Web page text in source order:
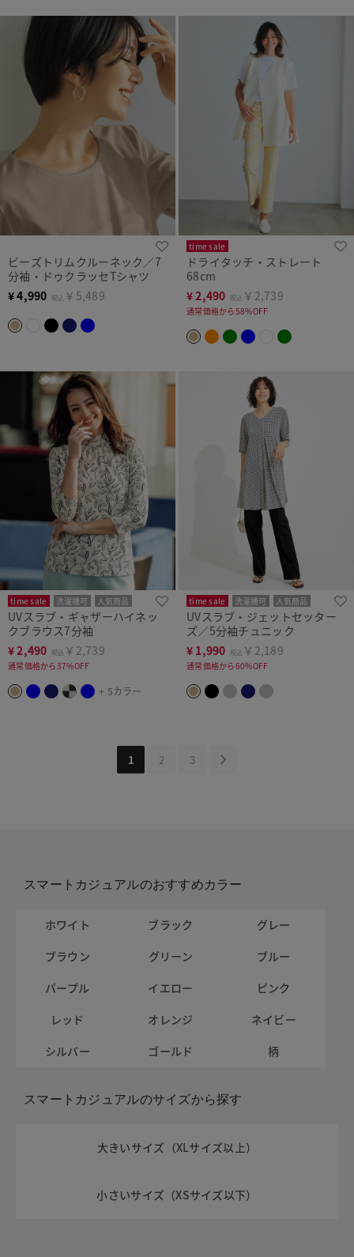
ビーズトリムクルーネック／7
分袖・ドゥクラッセTシャツ
¥4,990 税込 ￥5,489
time sale
ドライタッチ・ストレート
68cm
¥2,490 税込 ￥2,739
通常価格から58%OFF
time sale 洗濯機可 人気商品
UVスラブ・ギャザーハイネッ
クブラウス7分袖
¥2,490 税込 ￥2,739
通常価格から37%OFF
+ 5カラー
time sale 洗濯機可 人気商品
UVスラブ・ジェットセッター
ズ／5分袖チュニック
¥ 1,990 税込 ￥2,189
通常価格から60%OFF
1 2 3
スマートカジュアルのおすすめカラー
ホワイト ブラック
グレー
ブラウン
グリーン
ブルー
パープル
イエロー
ピンク
レッド
オレンジ
ネイビー
シルバー
ゴールド 柄
スマートカジュアルのサイズから探す
大きいサイズ（XLサイズ以上）
小さいサイズ（XSサイズ以下）